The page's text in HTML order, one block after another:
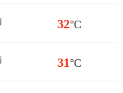
32°C
31°C